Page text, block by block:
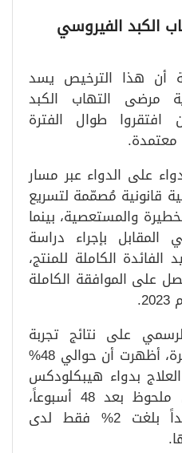
الكبد الفيروسي
أن هذا الترخيص يسد
مرضى التهاب الكبد
افتقروا طوال الفترة
معتمدة.
على الدواء عبر مسار
قانونية مُصمّمة لتسريع
والمستعصية، بينما
بإجراء دراسة
الفائدة الكاملة للمنتج،
على الموافقة الكاملة
على نتائج تجربة
سريرية في مراحلها الأخيرة، أظهرت أن حوالي 48%
بدواء هيبكلودكس
طرأ على حالتهم تحسن ملحوظ بعد 48 أسبوعاً،
مقارنة بنسبة ضئيلة جداً بلغت 2% فقط لدى